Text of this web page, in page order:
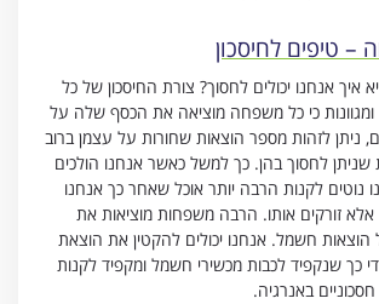
טיפים לחיסכון
אנחנו יכולים לחסוך? צורת החיסכון של כל
כי כל משפחה מוציאה את הכסף שלה על
ניתן לזהות מספר הוצאות שחורות על עצמן ברוב
לחסוך בהן. כך למשל כאשר אנחנו הולכים
נוטים לקנות הרבה יותר אוכל שאחר כך אנחנו
אלא זורקים אותו. הרבה משפחות מוציאות את
חשמל. אנחנו יכולים להקטין את הוצאת
כך שנקפיד לכבות מכשירי חשמל ומקפיד לקנות
באנרגיה.